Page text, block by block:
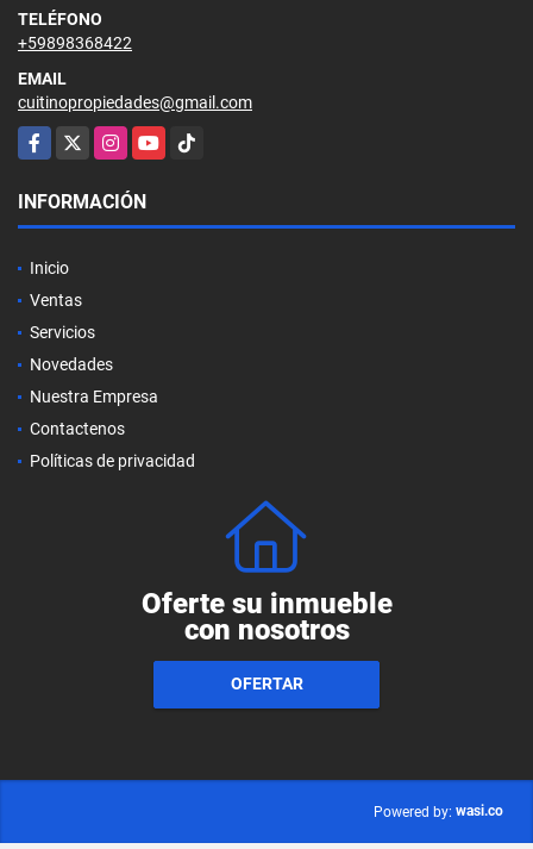
TELÉFONO
+59898368422
EMAIL
cuitinopropiedades@gmail.com
Facebook
X InstagramYouTubeTikTok
INFORMACIÓN
Inicio
Ventas
Servicios
Novedades
Nuestra Empresa
Contactenos
Políticas de privacidad
Oferte su inmueble
con nosotros
OFERTAR
Powered by: wasi.co